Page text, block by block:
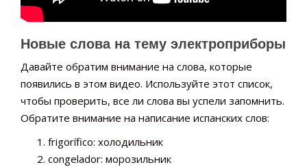
Новые слова на тему электроприборы
Давайте обратим внимание на слова, которые
появились в этом видео. Используйте этот список,
чтобы проверить, все ли слова вы успели запомнить.
Обратите внимание на написание испанских слов:
frigorífico: холодильник
congelador: морозильник